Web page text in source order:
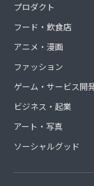
プロダクト
フード・飲食店
アニメ・漫画
ファッション
ゲーム・サービス開
ビジネス・起業
アート・写真
ソーシャルグッド